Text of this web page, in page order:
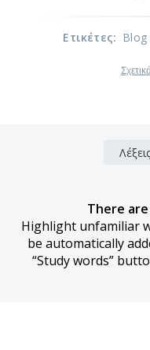
Ετικέτες:
Λέξεις
There
Highlight unfamiliar
be automatically
“Study words”